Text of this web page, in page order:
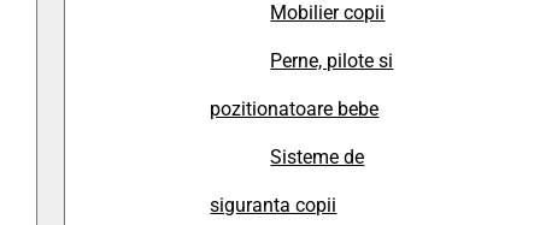
Mobilier copii
Perne, pilote si
pozitionatoare bebe
Sisteme de
siguranta copii